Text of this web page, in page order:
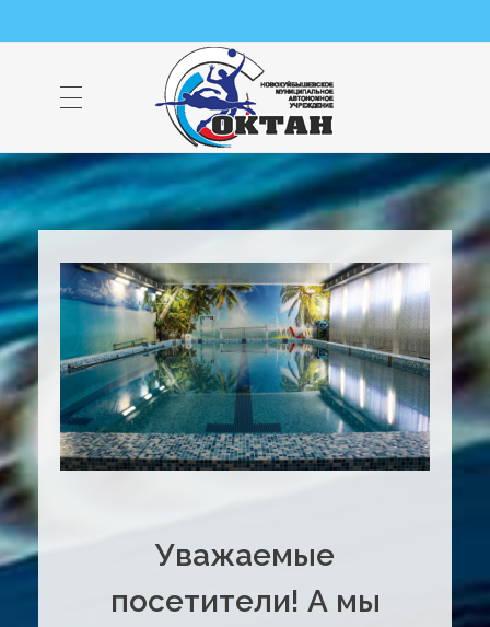
НМАУ "ФОК "ОКТАН" | Официальный сайт
НМАУ "ФОК"ОКТАН". Центр спорта, оздоровления и закаливания. Тел. 8 (84635) 9-68-79
Уважаемые
посетители! А мы